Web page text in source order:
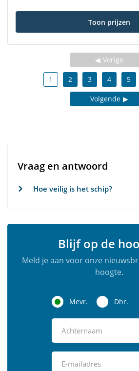
Toon prijzen
Vorige
1 2 3 4 5
Volgende
Vraag en antwoord
Hoe veilig is het schip?
Blijf op de
Meld je aan voor onze
hoogte.
Mevr. Dhr.